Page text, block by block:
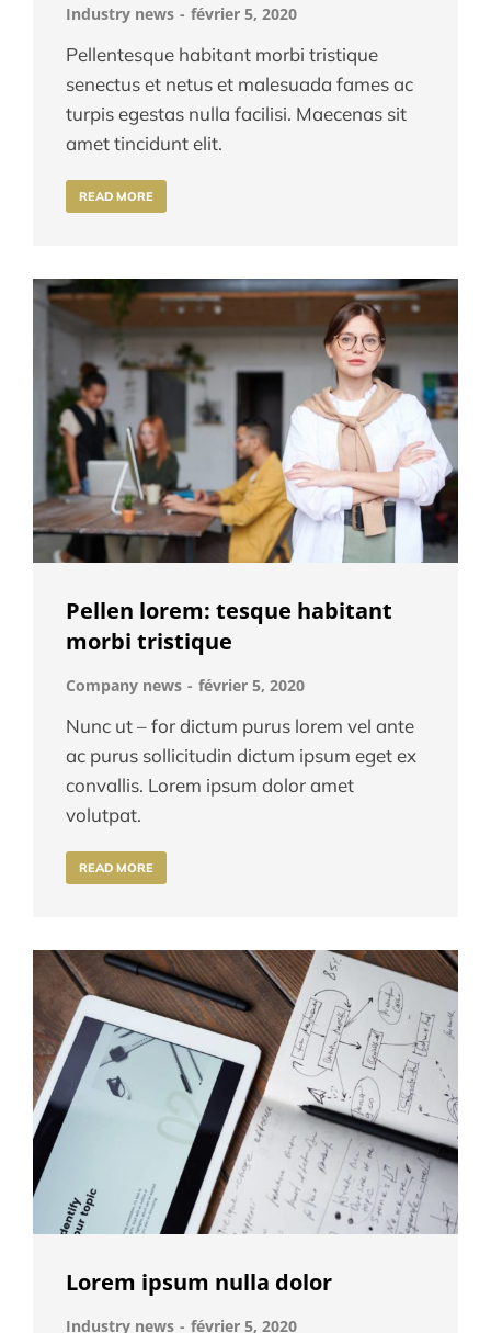
Industry news février 5, 2020
Pellentesque habitant morbi tristique
senectus et netus et malesuada fames ac
turpis egestas nulla facilisi. Maecenas sit
amet tincidunt elit.
READ MORE
Pellen lorem: tesque habitant
morbi tristique
Company news février 5, 2020
Nunc ut – for dictum purus lorem vel ante
ac purus sollicitudin dictum ipsum eget ex
convallis. Lorem ipsum dolor amet
volutpat.
READ MORE
Lorem ipsum nulla dolor
Industry news février 5, 2020